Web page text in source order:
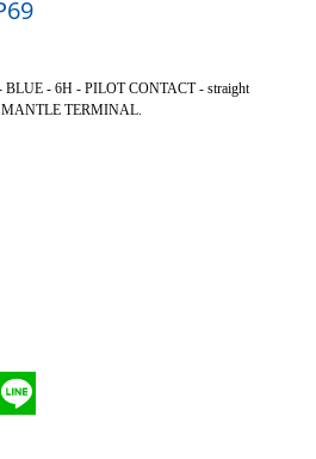
BLUE - 6H - PILOT CONTACT - straight
MANTLE TERMINAL.